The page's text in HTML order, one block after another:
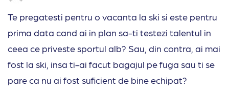
Te pregatesti pentru o vacanta la ski si este pentru
prima data cand ai in plan sa-ti testezi talentul in
ceea ce priveste sportul alb? Sau, din contra, ai mai
fost la ski, insa ti-ai facut bagajul pe fuga sau ti se
pare ca nu ai fost suficient de bine echipat?